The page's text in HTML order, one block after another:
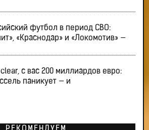
футбол в период СВО:
«Краснодар» и «Локомотив» —
с вас 200 миллиардов евро:
паникует — и